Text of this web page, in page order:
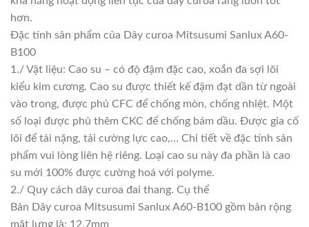
hơn.
Đặc tính sản phẩm của Dây curoa Mitsusumi Sanlux A60-
B100
1./ Vật liệu: Cao su – có độ đậm đặc cao, xoắn đa sợi lõi
kiểu kim cương. Cao su được thiết kế đậm đạt dần từ ngoài
vào trong, được phủ CFC để chống mòn, chống nhiệt. Một
số loại được phủ thêm CKC để chống bám dầu. Được gia cố
lõi để tải nặng, tải cường lực cao,… Chi tiết về đặc tính sản
phẩm vui lòng liên hệ riêng. Loại cao su này đa phần là cao
su mới 100% được cường hoá với polyme.
2./ Quy cách dây curoa đai thang. Cụ thể
Bản Dây curoa Mitsusumi Sanlux A60-B100 gồm bản rộng
mặt lưng là: 12,7mm